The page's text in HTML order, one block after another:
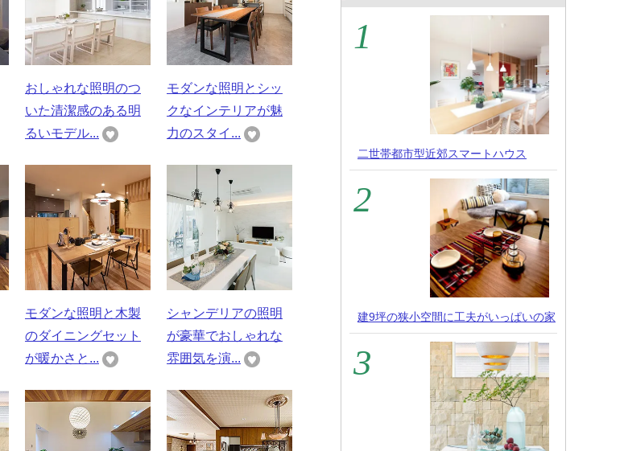
おしゃれな照明のつ
いた清潔感のある明
るいモデル...
モダンな照明とシッ
クなインテリアが魅
力のスタイ...
モダンな照明と木製
のダイニングセット
が暖かさと...
シャンデリアの照明
が豪華でおしゃれな
雰囲気を演...
二世帯都市型近郊スマートハウス
建9坪の狭小空間に工夫がいっぱいの家